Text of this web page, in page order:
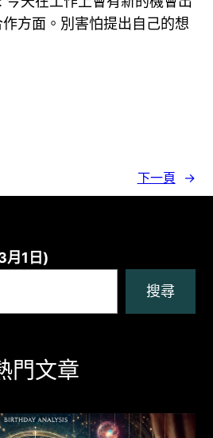
方面。別害怕提出自己的想
下一頁 →
月1日)
搜尋
門文章